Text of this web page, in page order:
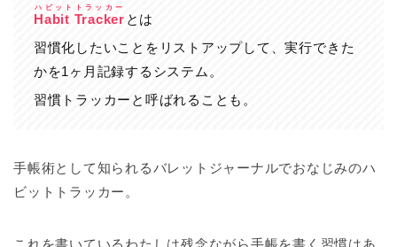
Habit Tracker
ハビットトラッカー
とは
習慣化したいことをリストアップして、実行できた
かを1ヶ月記録するシステム。
習慣トラッカーと呼ばれることも。
手帳術として知られるバレットジャーナルでおなじみのハ
ビットトラッカー。